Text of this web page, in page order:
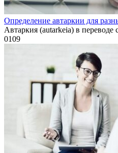
Определение автаркии для
Автаркия (autarkeia) в переводе
0109